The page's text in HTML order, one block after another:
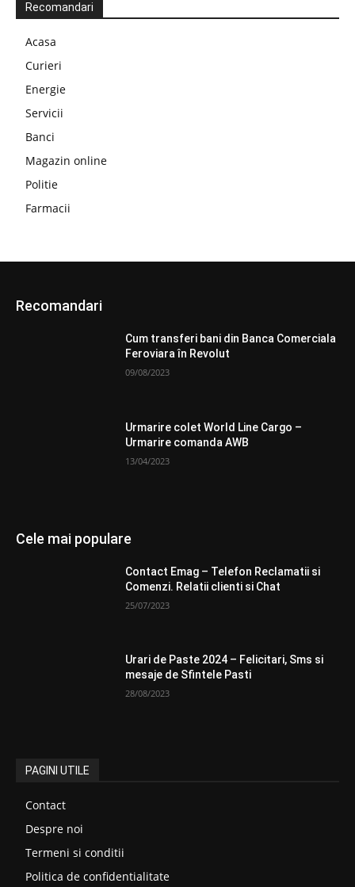
Recomandari
Acasa
Curieri
Energie
Servicii
Banci
Magazin online
Politie
Farmacii
Recomandari
Cum transferi bani din Banca Comerciala
Feroviara în Revolut
09/08/2023
Urmarire colet World Line Cargo –
Urmarire comanda AWB
13/04/2023
Cele mai populare
Contact Emag – Telefon Reclamatii si
Comenzi. Relatii clienti si Chat
25/07/2023
Urari de Paste 2024 – Felicitari, Sms si
mesaje de Sfintele Pasti
28/08/2023
PAGINI UTILE
Contact
Despre noi
Termeni si conditii
Politica de confidentialitate